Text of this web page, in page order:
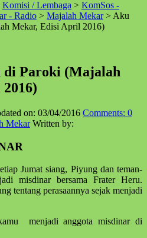
Komisi / Lembaga > KomSos -
- Radio > Majalah Mekar> Aku
Mekar, Edisi April 2016)
Paroki (Majalah
on: 03/04/2016 Comments: 0
Mekar Written by:
Jumat siang, Piyung dan teman-
misdinar bersama Frater Heru.
tentang perasaannya sejak menjadi
menjadi anggota misdinar di